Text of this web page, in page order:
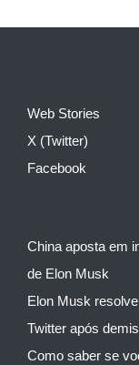
Web Stories
X (Twitter)
Facebook
China aposta em
de Elon Musk
Elon Musk
Twitter após
Como saber se